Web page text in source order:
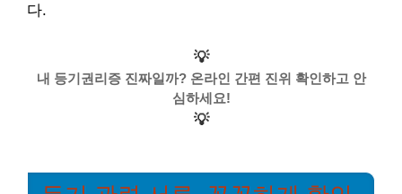
다.
💡
내 등기권리증 진짜일까? 온라인 간편 진위 확인하고 안
심하세요!
💡